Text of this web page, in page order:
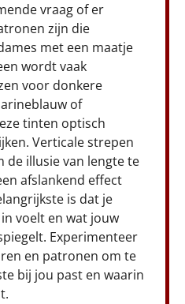
vraag of er
zijn die
met een maatje
wordt vaak
voor donkere
of
tinten optisch
Verticale strepen
de illusie van lengte te
afslankend effect
is dat je
voelt en wat jouw
Experimenteer
en patronen om te
bij jou past en waarin